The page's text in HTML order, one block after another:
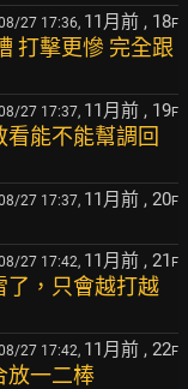
27 17:36, 11月前 , 18F
打擊更慘 完全跟
27 17:37, 11月前 , 19F
能不能幫調回
27 17:37, 11月前 , 20F
27 17:42, 11月前 , 21 F
了，只會越打越
27 17:42, 11月前 , 22F
放一二棒